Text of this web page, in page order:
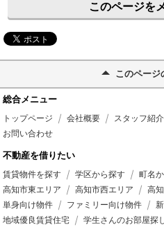
このページを
このページ
総合メニュー
トップページ 会社概要 スタッフ紹介
お問い合わせ
不動産を借りたい
賃貸物件を探す 学区から探す 町名
高知市東エリア
高知市西エリア 高
単身向け物件
ファミリー向け物件
地域優良賃貸住宅
学生さんのお部屋探